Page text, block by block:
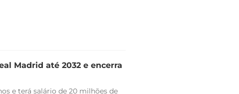
Madrid até 2032 e encerra
e terá salário de 20 milhões de